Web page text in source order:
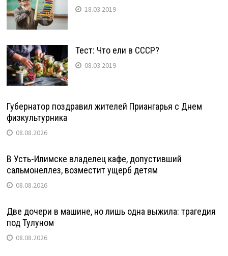
18.03.2019
Тест: Что ели в СССР?
08.03.2019
Губернатор поздравил жителей Приангарья с Днем
физкультурника
08.08.2026
В Усть-Илимске владелец кафе, допустивший
сальмонеллез, возместит ущерб детям
08.08.2026
Две дочери в машине, но лишь одна выжила: трагедия
под Тулуном
08.08.2026